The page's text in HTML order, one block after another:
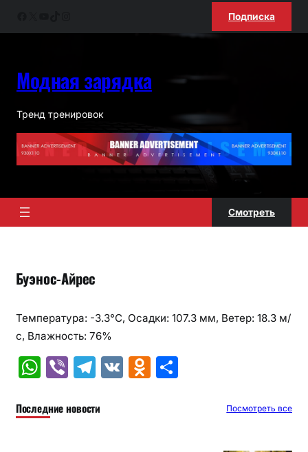
Подписка
Модная зарядка
Тренд тренировок
Смотреть
Буэнос-Айрес
Температура: -3.3°C, Осадки: 107.3 мм, Ветер: 18.3 м/
с, Влажность: 76%
W
at
Vi
er
T
e
V O О
Последние новости Посмотреть все